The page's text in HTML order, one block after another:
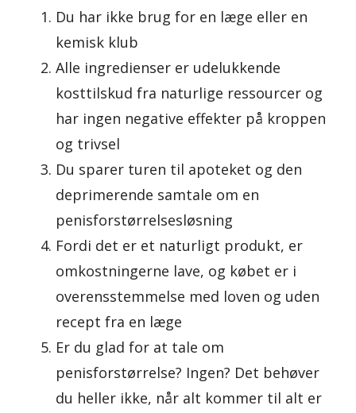
Du har ikke brug for en læge eller en
kemisk klub
Alle ingredienser er udelukkende
kosttilskud fra naturlige ressourcer og
har ingen negative effekter på kroppen
og trivsel
Du sparer turen til apoteket og den
deprimerende samtale om en
penisforstørrelsesløsning
Fordi det er et naturligt produkt, er
omkostningerne lave, og købet er i
overensstemmelse med loven og uden
recept fra en læge
Er du glad for at tale om
penisforstørrelse? Ingen? Det behøver
du heller ikke, når alt kommer til alt er